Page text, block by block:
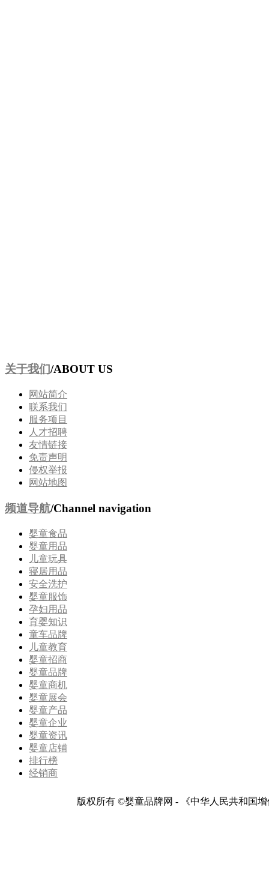
关于我们/ABOUT US
网站简介
联系我们
服务项目
人才招聘
友情链接
免责声明
侵权举报
网站地图
频道导航/Channel navigation
婴童食品
婴童用品
儿童玩具
寝居用品
安全洗护
婴童服饰
孕妇用品
育婴知识
童车品牌
儿童教育
婴童招商
婴童品牌
婴童商机
婴童展会
婴童产品
婴童企业
婴童资讯
婴童店铺
排行榜
经销商
版权所有 ©婴童品牌网 - 《中华人民共和国